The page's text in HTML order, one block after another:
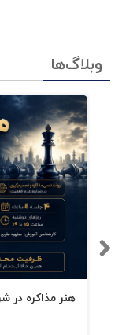
بسیاری از
ساختاری موجود
پیش می‌گیرند
مدیریتی را
اساسی
چالش 1: انگیزه پایین
وبلاگ‌ها
هنر مذاکره در